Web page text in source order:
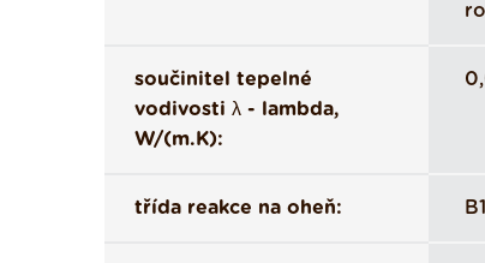
součinitel tepelné
vodivosti λ - lambda,
W/(m.K):
třída reakce na oheň: B1